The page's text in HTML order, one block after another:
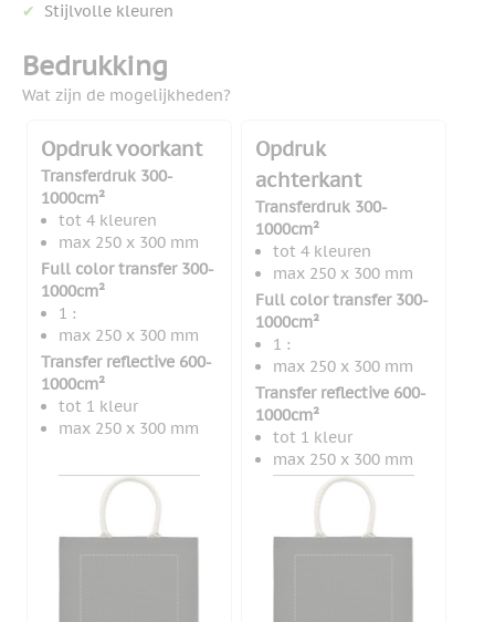
Stijlvolle kleuren
Bedrukking
Wat zijn de mogelijkheden?
Opdruk voorkant
Transferdruk 300-
1000cm²
tot 4 kleuren
max 250 x 300 mm
Full color transfer 300-
1000cm²
1 :
max 250 x 300 mm
Transfer reflective 600-
1000cm²
tot 1 kleur
max 250 x 300 mm
Opdruk
achterkant
Transferdruk 300-
1000cm²
tot 4 kleuren
max 250 x 300 mm
Full color transfer 300-
1000cm²
1 :
max 250 x 300 mm
Transfer reflective 600-
1000cm²
tot 1 kleur
max 250 x 300 mm